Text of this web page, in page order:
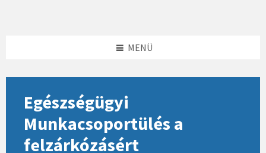
MENÜ
Egészségügyi
Munkacsoportülés a
felzárkózásért